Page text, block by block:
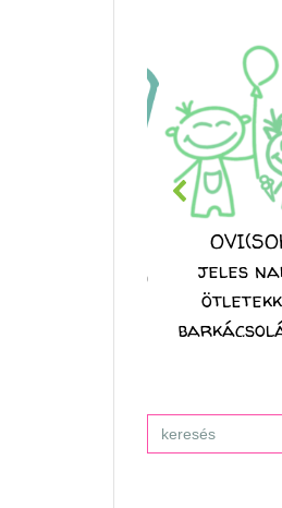
jeles
Search
for: